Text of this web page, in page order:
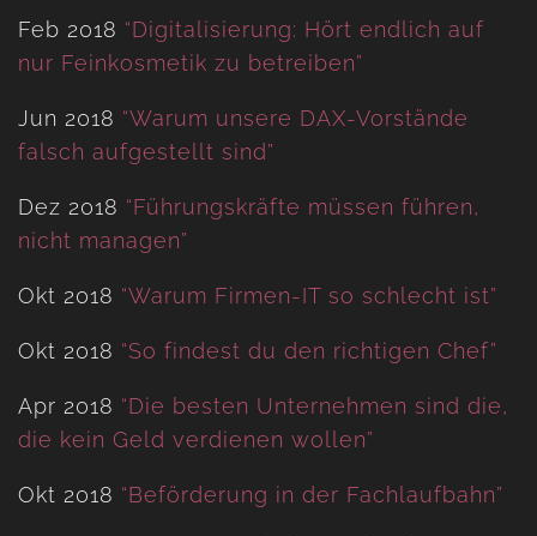
Feb 2018 “Digitalisierung: Hört endlich auf
nur Feinkosmetik zu betreiben”
Jun 2018 “Warum unsere DAX-Vorstände
falsch aufgestellt sind”
Dez 2018 “Führungskräfte müssen führen,
nicht managen”
Okt 2018 “Warum Firmen-IT so schlecht ist”
Okt 2018 “So findest du den richtigen Chef”
Apr 2018 “Die besten Unternehmen sind die,
die kein Geld verdienen wollen”
Okt 2018 “Beförderung in der Fachlaufbahn”